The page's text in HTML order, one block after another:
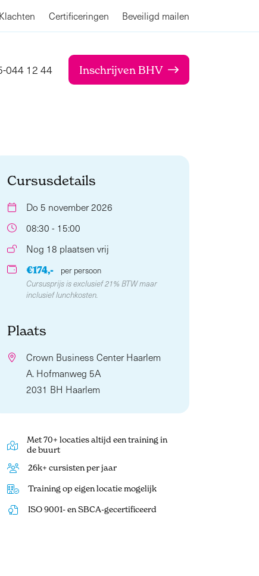
Klachten Certificeringen Beveiligd mailen
044 12 44 Inschrijven BHV
Cursusdetails
Do 5 november 2026
08:30 - 15:00
Nog 18 plaatsen vrij
€174,-
per persoon
Cursusprijs is exclusief 21% BTW maar
inclusief lunchkosten.
Plaats
Crown Business Center Haarlem
A. Hofmanweg 5A
2031 BH Haarlem
Met 70+ locaties altijd een training in
de buurt
26k+ cursisten per jaar
Training op eigen locatie mogelijk
ISO 9001- en SBCA-gecertificeerd